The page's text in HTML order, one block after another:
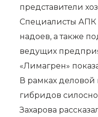
представители
Специалисты АПК
надоев, а также
ведущих
«Лимагрен»
В рамках
гибридов
Захарова